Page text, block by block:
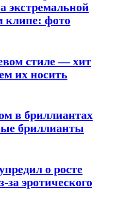
экстремальной
клипе: фото
стиле — хит
их носить
в бриллиантах
бриллианты
о росте
за эротического